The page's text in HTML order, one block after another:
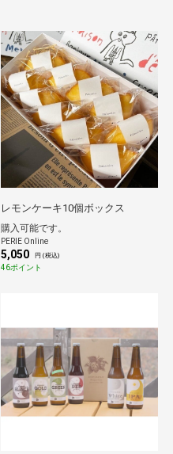
レモンケーキ10個ボックス
購入可能です。
PERIE Online
5,050 円 (税込)
46ポイント